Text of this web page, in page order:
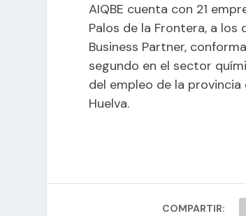
AIQBE cuenta con 21
Palos de la Frontera, a
Business Partner,
segundo en el sector
del empleo de la
Huelva.
COMPARTIR: